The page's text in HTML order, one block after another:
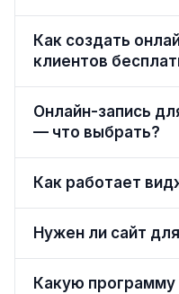
Как создать
клиентов
Онлайн-запись
— что выбрать?
Как работает
Нужен ли сайт
Какую программу